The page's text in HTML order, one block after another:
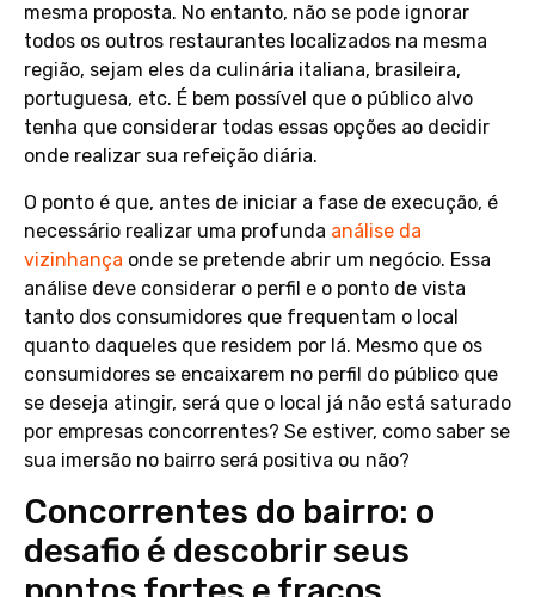
mesma proposta. No entanto, não se pode ignorar
todos os outros restaurantes localizados na mesma
região, sejam eles da culinária italiana, brasileira,
portuguesa, etc. É bem possível que o público alvo
tenha que considerar todas essas opções ao decidir
onde realizar sua refeição diária.
O ponto é que, antes de iniciar a fase de execução, é
necessário realizar uma profunda análise da
vizinhança onde se pretende abrir um negócio. Essa
análise deve considerar o perfil e o ponto de vista
tanto dos consumidores que frequentam o local
quanto daqueles que residem por lá. Mesmo que os
consumidores se encaixarem no perfil do público que
se deseja atingir, será que o local já não está saturado
por empresas concorrentes? Se estiver, como saber se
sua imersão no bairro será positiva ou não?
Concorrentes do bairro: o
desafio é descobrir seus